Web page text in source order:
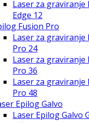
Laser za graviranje
Edge 12
Fusion Pro
Laser za graviranje
Pro 24
Laser za graviranje
Pro 36
Laser za graviranje
Pro 48
Epilog Galvo
Laser Epilog Galvo